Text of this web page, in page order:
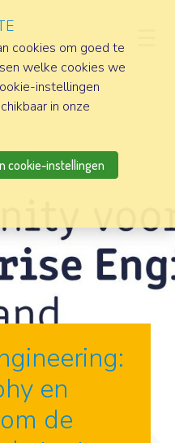
en
de
cookies om goed te
welke cookies we
instellingen
in onze
cookie-instellingen